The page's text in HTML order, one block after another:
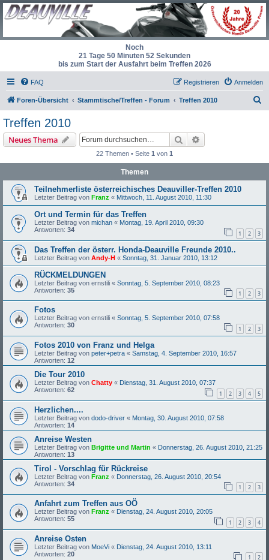
Noch
21 Tage 50 Minuten 52 Sekunden
bis zum Start der Ausfahrt beim Treffen 2026
FAQ Anmelden
Registrieren
Foren-Übersicht Stammtische/Treffen - Forum Treffen 2010
Treffen 2010
Neues Thema Suche
22 Themen • Seite 1 von 1
Themen
Teilnehmerliste österreichisches Deauviller-Treffen 2010
Letzter Beitrag von Franz « Mittwoch, 11. August 2010, 11:30
Ort und Termin für das Treffen
Letzter Beitrag von michan « Montag, 19. April 2010, 09:30
Antworten: 34 1 2 3
Das Treffen der österr. Honda-Deauville Freunde 2010..
Letzter Beitrag von Andy-H « Sonntag, 31. Januar 2010, 13:12
RÜCKMELDUNGEN
Letzter Beitrag von ernstili « Sonntag, 5. September 2010, 08:23
Antworten: 35 1 2 3
Fotos
Letzter Beitrag von ernstili « Sonntag, 5. September 2010, 07:58
Antworten: 30 1 2 3
Fotos 2010 von Franz und Helga
Letzter Beitrag von peter+petra « Samstag, 4. September 2010, 16:57
Antworten: 12
Die Tour 2010
Letzter Beitrag von Chatty « Dienstag, 31. August 2010, 07:37
Antworten: 62 1 2 3 4 5
Herzlichen....
Letzter Beitrag von dodo-driver « Montag, 30. August 2010, 07:58
Antworten: 14
Anreise Westen
Letzter Beitrag von Brigitte und Martin « Donnerstag, 26. August 2010, 21:25
Antworten: 13
Tirol - Vorschlag für Rückreise
Letzter Beitrag von Franz « Donnerstag, 26. August 2010, 20:54
Antworten: 34 1 2 3
Anfahrt zum Treffen aus OÖ
Letzter Beitrag von Franz « Dienstag, 24. August 2010, 20:05
Antworten: 55 1 2 3 4
Anreise Osten
Letzter Beitrag von MoeVi « Dienstag, 24. August 2010, 13:11
Antworten: 20 1 2